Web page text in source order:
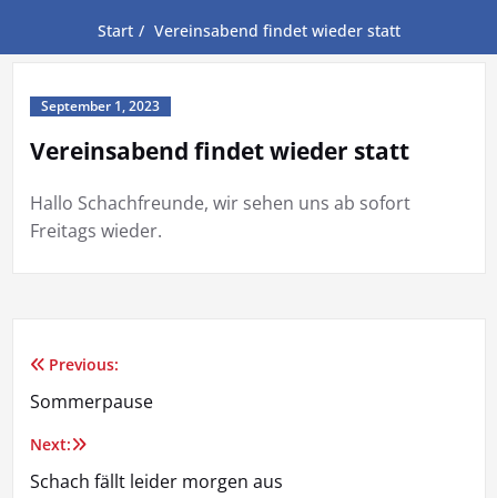
Start Vereinsabend findet wieder statt
September 1, 2023
Vereinsabend findet wieder statt
Hallo Schachfreunde, wir sehen uns ab sofort
Freitags wieder.
Beitragsnavigation
Previous:
Sommerpause
Next:
Schach fällt leider morgen aus